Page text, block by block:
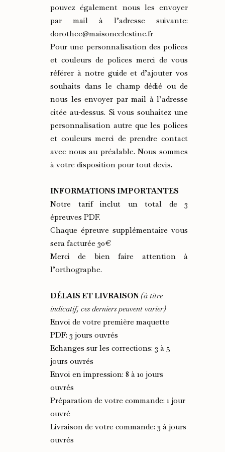
pouvez également nous les envoyer
par mail à l’adresse suivante:
dorothee@maisoncelestine.fr
Pour une personnalisation des polices
et couleurs de polices merci de vous
référer à notre guide et d’ajouter vos
souhaits dans le champ dédié ou de
nous les envoyer par mail à l’adresse
citée au-dessus. Si vous souhaitez une
personnalisation autre que les polices
et couleurs merci de prendre contact
avec nous au préalable. Nous sommes
à votre disposition pour tout devis.
INFORMATIONS IMPORTANTES
Notre tarif inclut un total de 3
épreuves PDF.
Chaque épreuve supplémentaire vous
sera facturée 30€
Merci de bien faire attention à
l’orthographe.
DÉLAIS ET LIVRAISON (à titre
indicatif, ces derniers peuvent varier)
Envoi de votre première maquette
PDF: 3 jours ouvrés
Echanges sur les corrections: 3 à 5
jours ouvrés
Envoi en impression: 8 à 10 jours
ouvrés
Préparation de votre commande: 1 jour
ouvré
Livraison de votre commande: 3 à jours
ouvrés